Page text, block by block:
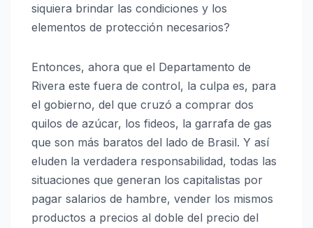
siquiera brindar las condiciones y los
elementos de protección necesarios?
Entonces, ahora que el Departamento de
Rivera este fuera de control, la culpa es, para
el gobierno, del que cruzó a comprar dos
quilos de azúcar, los fideos, la garrafa de gas
que son más baratos del lado de Brasil. Y así
eluden la verdadera responsabilidad, todas las
situaciones que generan los capitalistas por
pagar salarios de hambre, vender los mismos
productos a precios al doble del precio del